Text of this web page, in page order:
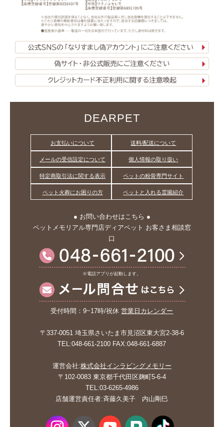
DEARPET
お支払いについて 送料/配送について
メールの受信設定について 個人情報の取り扱い
特定商取引法に関する表示 ペットの粉骨専門サイト
ペット火葬にお困りの方 ペットと入れる霊園紹介
● お問い合わせはこちら ●
ペットメモリアル専門店ディアペット お客さま相談窓
口
※電話アプリが起動します。
受付時間：9~17時/祝休営業日カレンダー
〒337-0051 埼玉県さいたま市見沼区東大宮2-38-6
TEL:048-661-2100 FAX:048-661-6887
運営会社:株式会社インラビングメモリー
〒102-0083 東京都千代田区麹町5-6-4
TEL:03-6265-4986
店舗運営責任者:斉藤久美子 内山剛巳